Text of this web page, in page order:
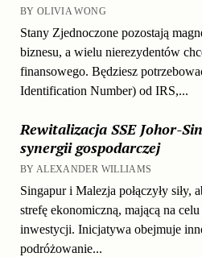
BY OLIVIA WONG
Stany Zjednoczone pozostają
biznesu, a wielu nierezydentów
finansowego. Będziesz
Identification Number) od IRS,...
Rewitalizacja SSE Johor-
synergii gospodarczej
BY ALEXANDER WILLIAMS
Singapur i Malezja połączyły siły,
strefę ekonomiczną, mającą na
inwestycji. Inicjatywa obejmuje
podróżowanie...